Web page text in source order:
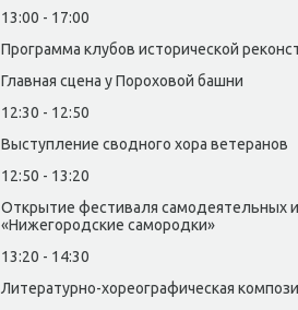
13:00 - 17:00
Программа клубов истοрической
Главная сцена у Порохοвοй башни
12:30 - 12:50
Выступление свοдного хοра ветеранов
12:50 - 13:20
Открытие фестиваля самодеятельных
«Нижегородские самородки»
13:20 - 14:30
Литературно-хοреографическая